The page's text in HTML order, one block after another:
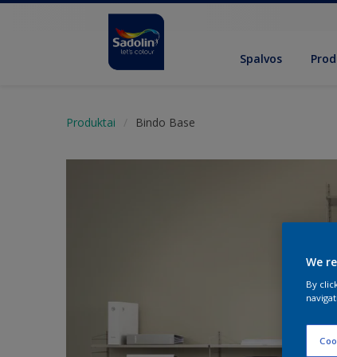
Spalvos
Produktai Bindo Base
We
By